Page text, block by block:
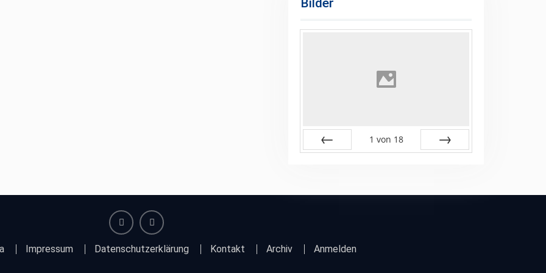
Bilder
1 von 18
Impressum Datenschutzerklärung Kontakt Archiv Anmelden